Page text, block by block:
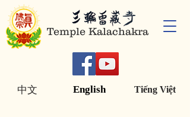
Temple Kalachakra
English Tiếng Việt
中文